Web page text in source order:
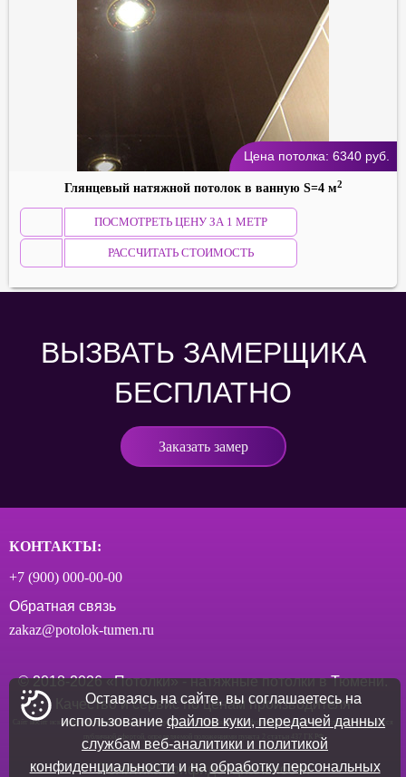
Цена потолка: 6340 руб.
Глянцевый натяжной потолок в ванную S=4 м2
ПОСМОТРЕТЬ ЦЕНУ ЗА 1 МЕТР
РАССЧИТАТЬ СТОИМОСТЬ
ВЫЗВАТЬ ЗАМЕРЩИКА
БЕСПЛАТНО
Заказать замер
КОНТАКТЫ:
+7 (900) 000‑00-00
Обратная связь
zakaz@potolok-tumen.ru
© 2018-2026«Потолки» - натяжные потолки в Тюмени.
Качество и сервис по ценам производителя
Сайт носит исключительно информационный характер. Опубликованная информация ни при каких условиях не является
публичной офертой, определяемой положениями пункта 2 статьи 437 ГК РФ
Политика конфиденциальности
Оставаясь на сайте, вы соглашаетесь на
использованиефайлов куки, передачей данных
службам веб-аналитики и политикой
конфиденциальности и на обработку персональных